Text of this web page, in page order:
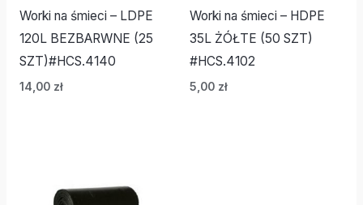
Worki na śmieci – LDPE
120L BEZBARWNE (25
SZT)#HCS.4140
14,00 zł
Worki na śmieci – HDPE
35L ŻÓŁTE (50 SZT)
#HCS.4102
5,00 zł